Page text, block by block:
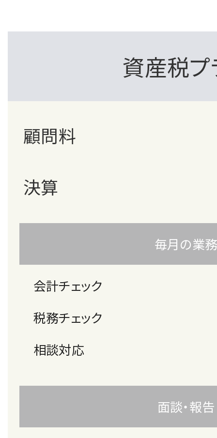
資産税プ
顧問料
決算
毎月の業
会計チェック
税務チェック
相談対応
面談・報告